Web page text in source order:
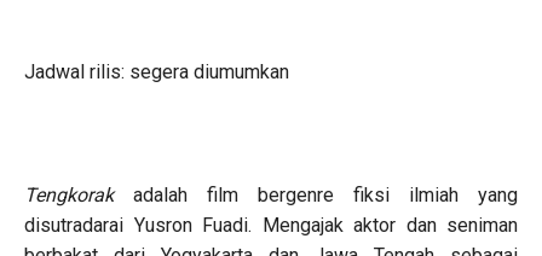
Jadwal rilis: segera diumumkan
Tengkorak adalah film bergenre fiksi ilmiah yang
disutradarai Yusron Fuadi. Mengajak aktor dan seniman